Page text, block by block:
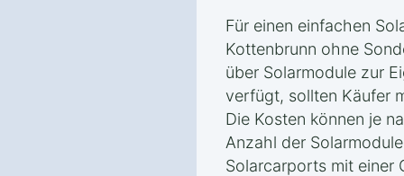
Für einen einfachen
Kottenbrunn ohne
über Solarmodule zur
verfügt, sollten Käufer
Die Kosten können je
Anzahl der
Solarcarports mit einer